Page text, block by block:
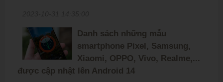
Danh sách những mẫu
smartphone Pixel, Samsung,
Xiaomi, OPPO, Vivo, Realme,...
được cập nhật lên Android 14